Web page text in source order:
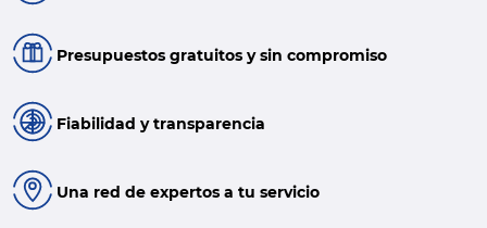
Presupuestos gratuitos y sin compromiso
Fiabilidad y transparencia
Una red de expertos a tu servicio